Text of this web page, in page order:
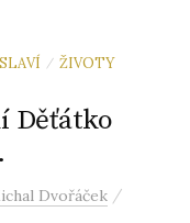
/ ŽIVOTY
Děťátko
Dvořáček /